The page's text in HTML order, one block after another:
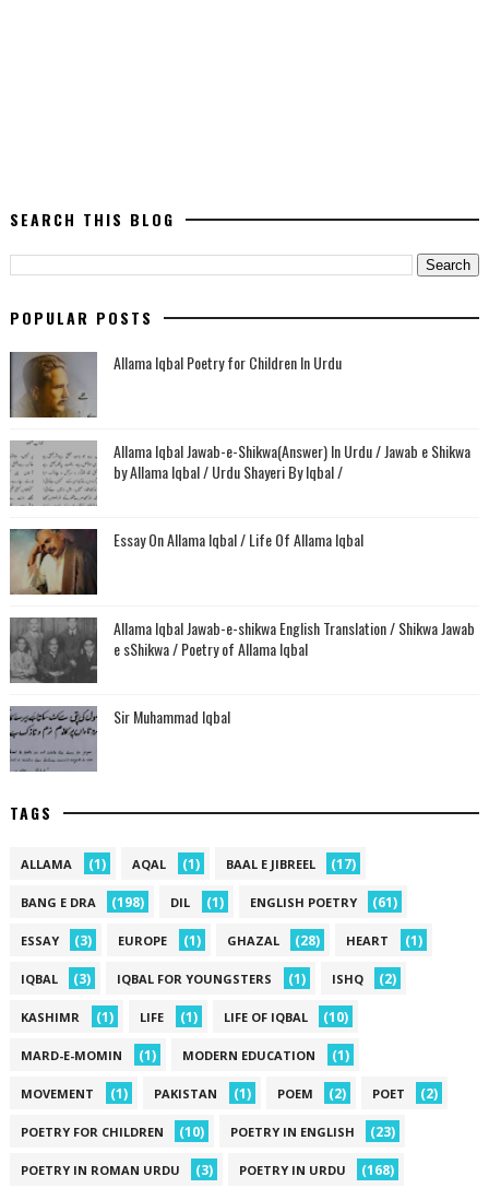
SEARCH THIS BLOG
POPULAR POSTS
Allama Iqbal Poetry for Children In Urdu
Allama Iqbal Jawab-e-Shikwa(Answer) In Urdu / Jawab e Shikwa
by Allama Iqbal / Urdu Shayeri By Iqbal /
Essay On Allama Iqbal / Life Of Allama Iqbal
Allama Iqbal Jawab-e-shikwa English Translation / Shikwa Jawab
e sShikwa / Poetry of Allama Iqbal
Sir Muhammad Iqbal
TAGS
ALLAMA (1) AQAL (1) BAAL E JIBREEL (17)
BANG E DRA (198) DIL (1) ENGLISH POETRY (61)
ESSAY (3) EUROPE (1) GHAZAL (28) HEART (1)
IQBAL (3) IQBAL FOR YOUNGSTERS (1) ISHQ (2)
KASHIMR (1) LIFE (1) LIFE OF IQBAL (10)
MARD-E-MOMIN (1) MODERN EDUCATION (1)
MOVEMENT (1) PAKISTAN (1) POEM (2) POET (2)
POETRY FOR CHILDREN (10) POETRY IN ENGLISH (23)
POETRY IN ROMAN URDU (3) POETRY IN URDU (168)